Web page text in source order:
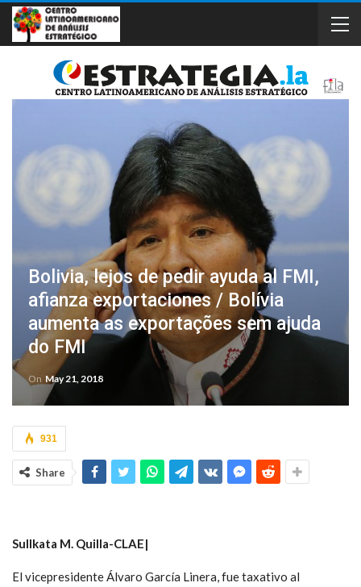
Bolivia, lejos de pedir ayuda al FMI,
afianza exportaciones / Bolívia
aumenta as exportações sem ajuda
do FMI
On May 21, 2018
931
Share
Sullkata M. Quilla-CLAE|
El vicepresidente Álvaro García Linera, fue taxativo al